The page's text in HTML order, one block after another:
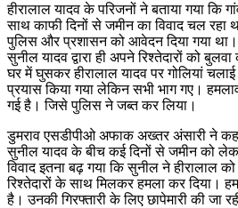
हीरालाल यादव के परिजनों ने बताया गया कि
साथ काफी दिनों से जमीन का विवाद चल
पुलिस और प्रशासन को आवेदन दिया गया था।
सुनील यादव द्वारा ही अपने रिश्तेदारों को
घर में घुसकर हीरालाल यादव पर गोलियां
प्रयास किया गया लेकिन सभी भाग गए।
गई है। जिसे पुलिस ने जब्त कर लिया।
डुमराव एसडीपीओ अफाक अख्तर अंसारी ने
सुनील यादव के बीच कई दिनों से जमीन को
विवाद इतना बढ़ गया कि सुनील ने हीरालाल
रिश्तेदारों के साथ मिलकर हमला कर दिया।
है। उनकी गिरफ्तारी के लिए छापेमारी की जा